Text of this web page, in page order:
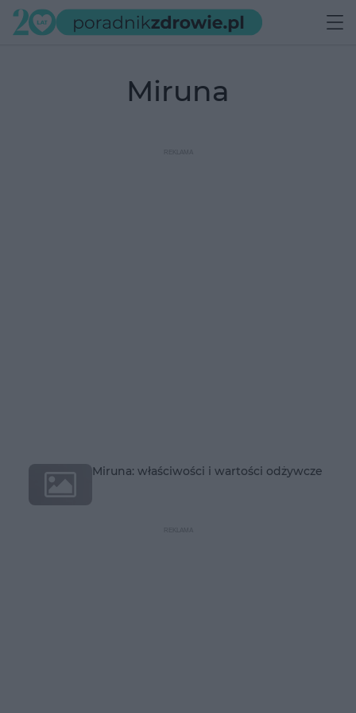
miruna
Miruna: właściwości i wartości odżywcze